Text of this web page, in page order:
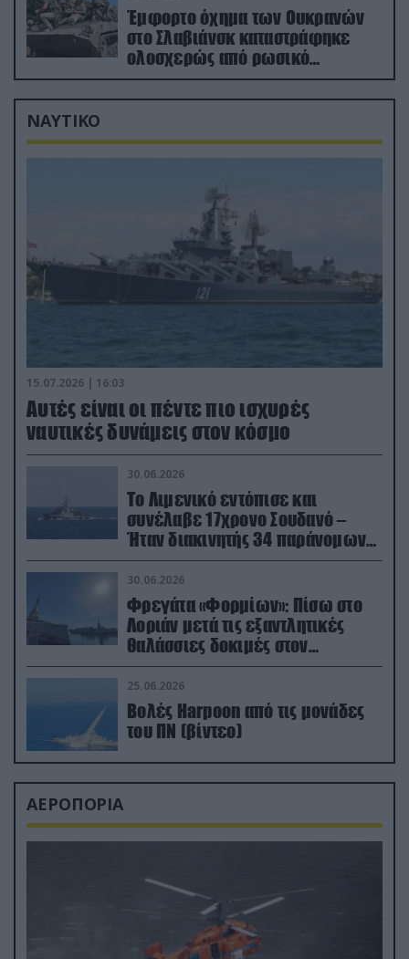
Έμφορτο όχημα των Ουκρανών
στο Σλαβιάνσκ καταστράφηκε
ολοσχερώς από ρωσικό
μαχητικό μέσα στην πόλη!
(βίντεο)
ΝΑΥΤΙΚΟ
15.07.2026 | 16:03
Aυτές είναι οι πέντε πιο ισχυρές
ναυτικές δυνάμεις στον κόσμο
30.06.2026
Το Λιμενικό εντόπισε και
συνέλαβε 17χρονο Σουδανό –
Ήταν διακινητής 34 παράνομων
μεταναστών
30.06.2026
Φρεγάτα «Φορμίων»: Πίσω στο
Λοριάν μετά τις εξαντλητικές
θαλάσσιες δοκιμές στον
απαιτητικό Βισκαϊκό
25.06.2026
Βολές Harpoon από τις μονάδες
του ΠΝ (βίντεο)
ΑΕΡΟΠΟΡΙΑ